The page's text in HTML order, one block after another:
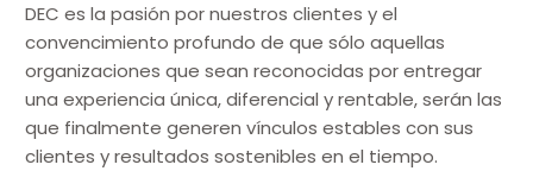
DEC es la pasión por nuestros clientes y el
convencimiento profundo de que sólo aquellas
organizaciones que sean reconocidas por entregar
una experiencia única, diferencial y rentable, serán las
que finalmente generen vínculos estables con sus
clientes y resultados sostenibles en el tiempo.